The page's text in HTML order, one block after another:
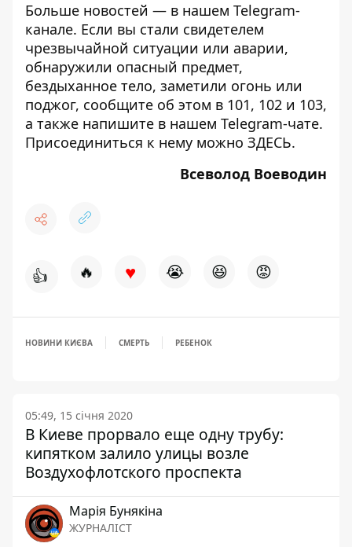
Больше новостей — в нашем Telegram-
канале. Если вы стали свидетелем
чрезвычайной ситуации или аварии,
обнаружили опасный предмет,
бездыханное тело, заметили огонь или
поджог, сообщите об этом в 101, 102 и 103,
а также напишите в нашем Telegram-чате.
Присоединиться к нему можно ЗДЕСЬ.
Всеволод Воеводин
👍 🔥 ♥ 😭 😆 😡
НОВИНИ КИЄВА СМЕРТЬ РЕБЕНОК
05:49, 15 січня 2020
В Киеве прорвало еще одну трубу:
кипятком залило улицы возле
Воздухофлотского проспекта
Марія Бунякіна
ЖУРНАЛІСТ